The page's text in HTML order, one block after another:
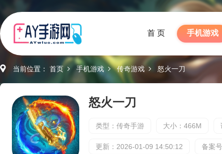
首 页 手机游戏
当前位置： 首页 手机游戏 传奇游戏 怒火一刀
怒火一刀
类型：传奇手游 大小：466M
更新：2026-01-09 14:50:12 备案